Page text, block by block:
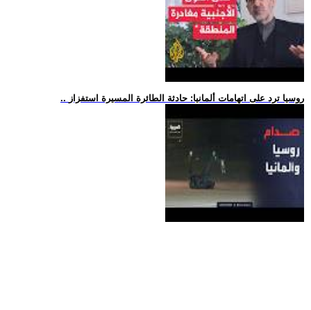
.. روسيا ترد على اتهامات ألمانيا: حادثة الطائرة المسيرة استفزاز